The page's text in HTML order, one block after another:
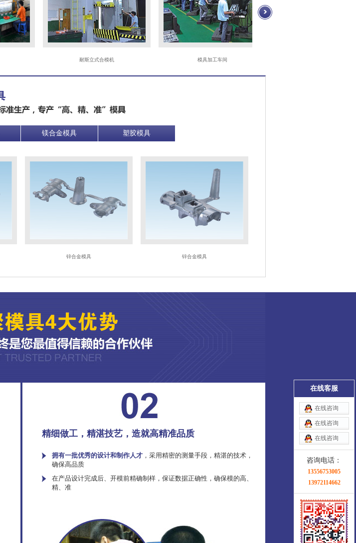
耐斯立式合模机 模具加工车间
镁合金模具 塑胶模具
锌合金模具 锌合金模具
精细做工，精湛技艺，造就高精准品质
拥有一批优秀的设计和制作人才 ，采用精密的测量手段，精湛的技术，
确保高品质
在产品设计完成后、开模前精确制样，保证数据正确性，确保模的高、
精、准
在线客服
在线咨询
在线咨询
在线咨询
咨询电话：
13556753005
13972114662